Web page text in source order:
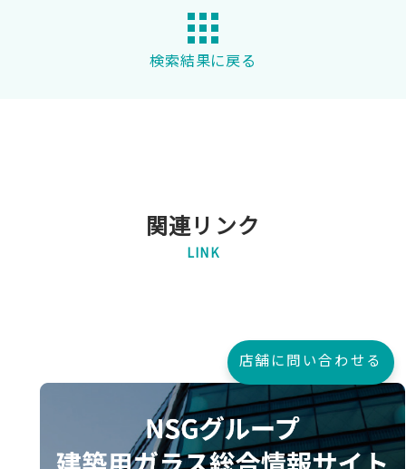
検索結果に戻る
関連リンク
LINK
店舗に問い合わせる